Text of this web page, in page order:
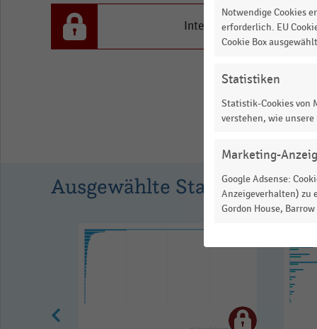
in
Euro.
table.
Interesse an den
Ausgewählte Statistiken
Notwendige Cookies
erforderlich. EU
Cookie Box
Statistiken
Statistik-Cookies von
verstehen, wie
Marketing-
Google Adsense:
Anzeigeverhalten) zu
Gordon House,